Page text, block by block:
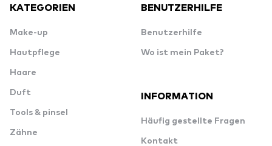
KATEGORIEN
Make-up
Hautpflege
Haare
Duft
Tools & pinsel
Zähne
BENUTZERHILFE
Benutzerhilfe
Wo ist mein Paket?
INFORMATION
Häufig gestellte Fragen
Kontakt